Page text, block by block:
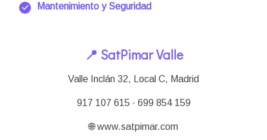
Mantenimiento y Seguridad
📍 SatPimar Valle
Valle Inclán 32, Local C, Madrid
917 107 615 · 699 854 159
🌐 www.satpimar.com